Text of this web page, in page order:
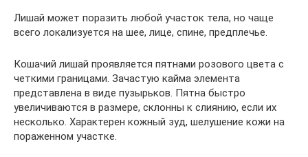
Лишай может поразить любой участок тела, но чаще
всего локализуется на шее, лице, спине, предплечье.
Кошачий лишай проявляется пятнами розового цвета с
четкими границами. Зачастую кайма элемента
представлена в виде пузырьков. Пятна быстро
увеличиваются в размере, склонны к слиянию, если их
несколько. Характерен кожный зуд, шелушение кожи на
пораженном участке.